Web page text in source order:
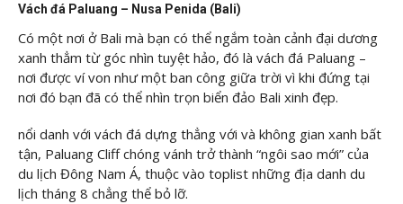
Vách đá Paluang – Nusa Penida (Bali)
Có một nơi ở Bali mà bạn có thể ngắm toàn cảnh đại dương
xanh thẳm từ góc nhìn tuyệt hảo, đó là vách đá Paluang –
nơi được ví von như một ban công giữa trời vì khi đứng tại
nơi đó bạn đã có thể nhìn trọn biển đảo Bali xinh đẹp.
nổi danh với vách đá dựng thẳng với và không gian xanh bất
tận, Paluang Cliff chóng vánh trở thành “ngôi sao mới” của
du lịch Đông Nam Á, thuộc vào toplist những địa danh du
lịch tháng 8 chẳng thể bỏ lỡ.